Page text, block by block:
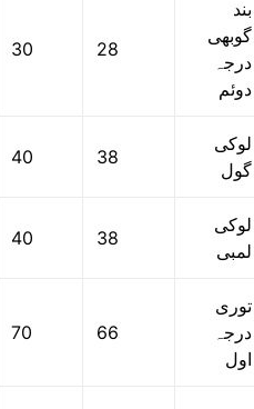
30 28
بند
گوبھی
درجہ
دوئم
40 38
لوکی
گول
40 38
لوکی
لمبی
70 66
توری
درجہ
اول